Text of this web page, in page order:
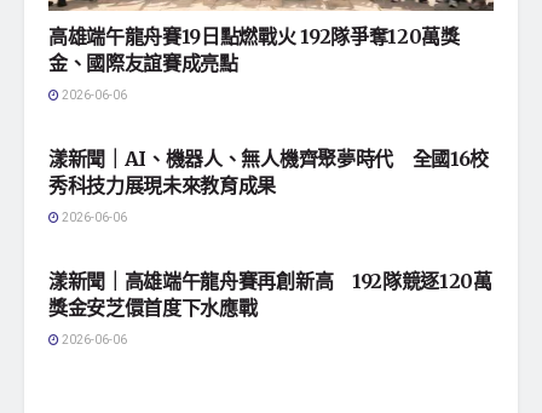
高雄端午龍舟賽19日點燃戰火 192隊爭奪120萬獎
金、國際友誼賽成亮點
2026-06-06
漾新聞｜AI、機器人、無人機齊聚夢時代 全國16校
秀科技力展現未來教育成果
2026-06-06
漾新聞｜高雄端午龍舟賽再創新高 192隊競逐120萬
獎金安芝儇首度下水應戰
2026-06-06